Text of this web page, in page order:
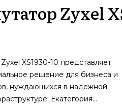
Zyxel
XS1930-10 представляет
решение для бизнеса и
нуждающихся в надежной
Екатегория